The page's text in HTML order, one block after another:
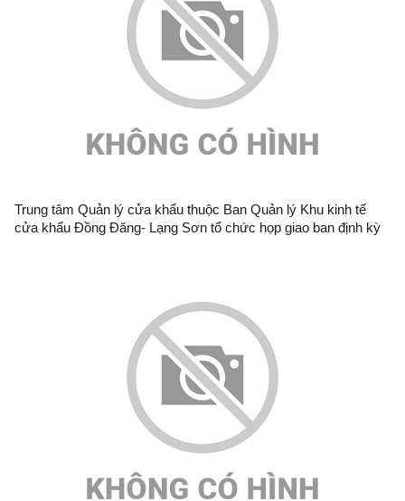
Trung tâm Quản lý cửa khẩu thuộc Ban Quản lý Khu kinh tế
cửa khẩu Đồng Đăng- Lạng Sơn tổ chức họp giao ban định kỳ